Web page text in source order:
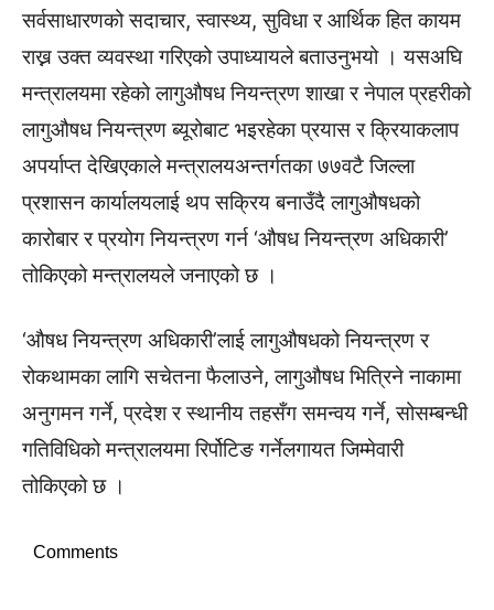
सर्वसाधारणको सदाचार, स्वास्थ्य, सुविधा र आर्थिक हित कायम
राख्न उक्त व्यवस्था गरिएको उपाध्यायले बताउनुभयो । यसअघि
मन्त्रालयमा रहेको लागुऔषध नियन्त्रण शाखा र नेपाल प्रहरीको
लागुऔषध नियन्त्रण ब्यूरोबाट भइरहेका प्रयास र क्रियाकलाप
अपर्याप्त देखिएकाले मन्त्रालयअन्तर्गतका ७७वटै जिल्ला
प्रशासन कार्यालयलाई थप सक्रिय बनाउँदै लागुऔषधको
कारोबार र प्रयोग नियन्त्रण गर्न ‘औषध नियन्त्रण अधिकारी’
तोकिएको मन्त्रालयले जनाएको छ ।
‘औषध नियन्त्रण अधिकारी’लाई लागुऔषधको नियन्त्रण र
रोकथामका लागि सचेतना फैलाउने, लागुऔषध भित्रिने नाकामा
अनुगमन गर्ने, प्रदेश र स्थानीय तहसँग समन्वय गर्ने, सोसम्बन्धी
गतिविधिको मन्त्रालयमा रिर्पोटिङ गर्नेलगायत जिम्मेवारी
तोकिएको छ ।
Comments